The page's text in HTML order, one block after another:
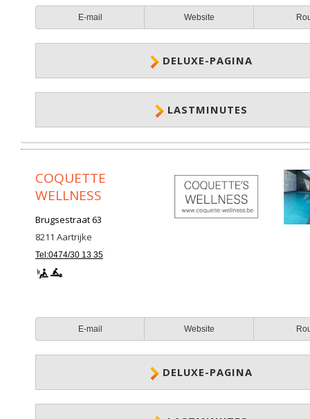
E-mail Website
DELUXE-PAGINA
LASTMINUTES
COQUETTE
WELLNESS
Brugsestraat 63
8211 Aartrijke
Tel:0474/30 13 35
E-mail Website
DELUXE-PAGINA